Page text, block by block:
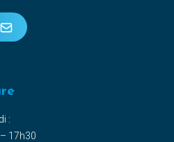
:
17h30